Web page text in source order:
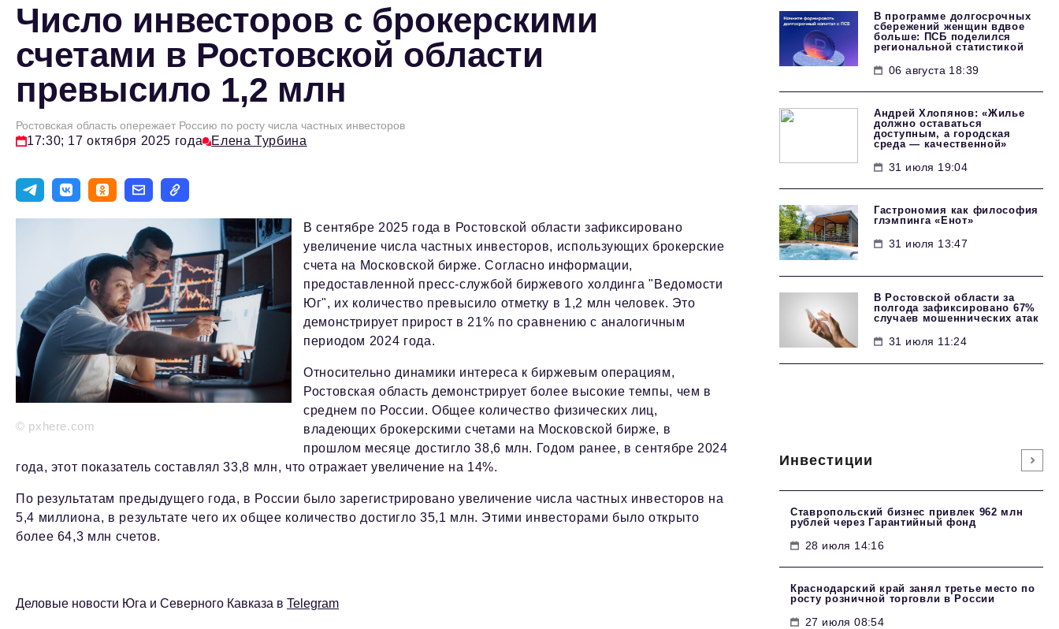
Число инвесторов с брокерскими
счетами в Ростовской области
превысило 1,2 млн
Ростовская область опережает Россию по росту числа частных инвесторов
17:30; 17 октября 2025 года Елена Турбина
© pxhere.com
В сентябре 2025 года в Ростовской области зафиксировано
увеличение числа частных инвесторов, использующих брокерские
счета на Московской бирже. Согласно информации,
предоставленной пресс-службой биржевого холдинга "Ведомости
Юг", их количество превысило отметку в 1,2 млн человек. Это
демонстрирует прирост в 21% по сравнению с аналогичным
периодом 2024 года.
Относительно динамики интереса к биржевым операциям,
Ростовская область демонстрирует более высокие темпы, чем в
среднем по России. Общее количество физических лиц,
владеющих брокерскими счетами на Московской бирже, в
прошлом месяце достигло 38,6 млн. Годом ранее, в сентябре 2024
года, этот показатель составлял 33,8 млн, что отражает увеличение на 14%.
По результатам предыдущего года, в России было зарегистрировано увеличение числа частных инвесторов на
5,4 миллиона, в результате чего их общее количество достигло 35,1 млн. Этими инвесторами было открыто
более 64,3 млн счетов.
Деловые новости Юга и Северного Кавказа в Telegram
В программе долгосрочных
сбережений женщин вдвое
больше: ПСБ поделился
региональной статистикой
06 августа 18:39
Андрей Хлопянов: «Жилье
должно оставаться
доступным, а городская
среда — качественной»
31 июля 19:04
Гастрономия как философия
глэмпинга «Енот»
31 июля 13:47
В Ростовской области за
полгода зафиксировано 67%
случаев мошеннических атак
31 июля 11:24
Инвестиции
Ставропольский бизнес привлек 962 млн
рублей через Гарантийный фонд
28 июля 14:16
Краснодарский край занял третье место по
росту розничной торговли в России
27 июля 08:54